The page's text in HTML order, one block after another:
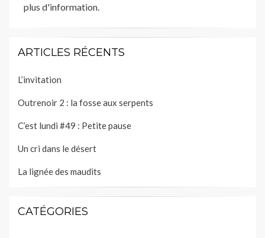
plus d'information.
ARTICLES RÉCENTS
L’invitation
Outrenoir 2 : la fosse aux serpents
C’est lundi #49 : Petite pause
Un cri dans le désert
La lignée des maudits
CATÉGORIES